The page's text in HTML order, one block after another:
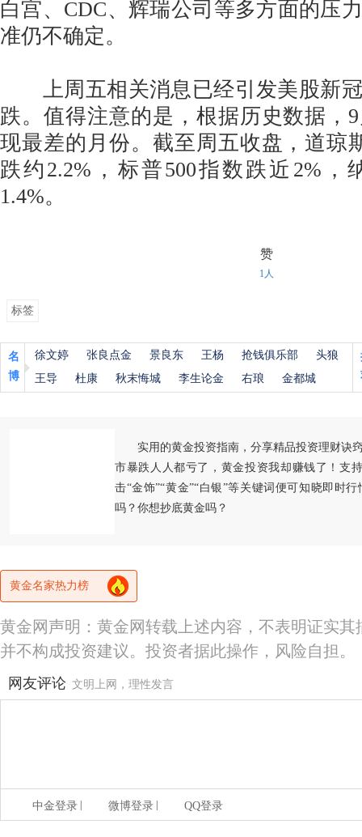
白宫、CDC、辉瑞公司等多方面的压
准仍不确定。
上周五相关消息已经引发美股新冠
跌。值得注意的是，根据历史数据，
现最差的月份。截至周五收盘，道琼
跌约2.2%，标普500指数跌近2%，
1.4%。
赞
1人
标签
名
博
徐文婷 张良点金 景良东 王杨 抢钱俱乐部
头狼
王导
杜康 秋末悔城 李生论金 右琅 金都城
实用的黄金投资指南，分享精品投资理财诀
市暴跌人人都亏了，黄金投资我却赚钱了！支
击“金饰”“黄金”“白银”等关键词便可知晓即时
吗？你想抄底黄金吗？
黄金名家热力榜
黄金网声明：黄金网转载上述内容，不表明证实
并不构成投资建议。投资者据此操作，风险自担。
网友评论 文明上网，理性发言
中金登录 微博登录 QQ登录